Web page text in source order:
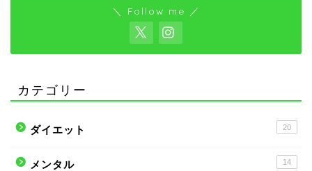
＼ Follow me ／
カテゴリー
ダイエット 20
メンタル 14